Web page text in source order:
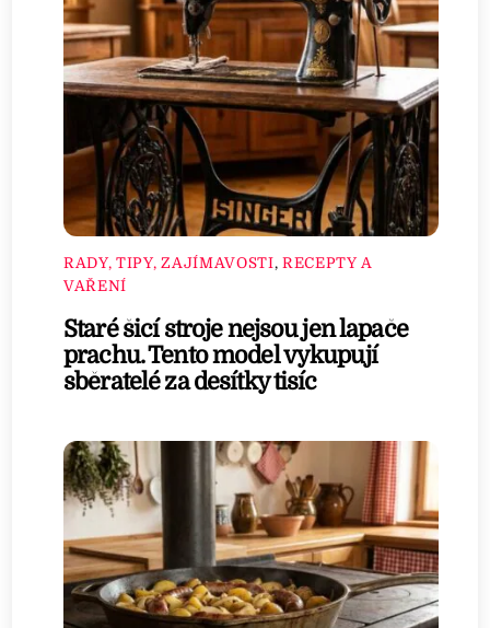
RADY, TIPY, ZAJÍMAVOSTI, RECEPTY A
VAŘENÍ
Staré šicí stroje nejsou jen lapače
prachu. Tento model vykupují
sběratelé za desítky tisíc